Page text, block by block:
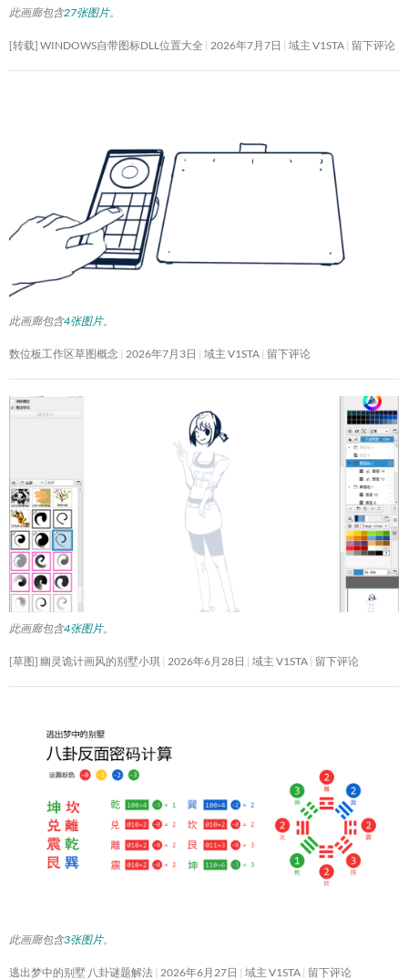
此画廊包含27张图片。
[转载] WINDOWS自带图标DLL位置大全 2026年7月7日 域主 V1STA 留下评论
此画廊包含4张图片。
数位板工作区草图概念 2026年7月3日 域主 V1STA 留下评论
此画廊包含4张图片。
[草图] 幽灵诡计画风的别墅小琪 2026年6月28日 域主 V1STA 留下评论
此画廊包含3张图片。
逃出梦中的别墅 八卦谜题解法 2026年6月27日 域主 V1STA 留下评论